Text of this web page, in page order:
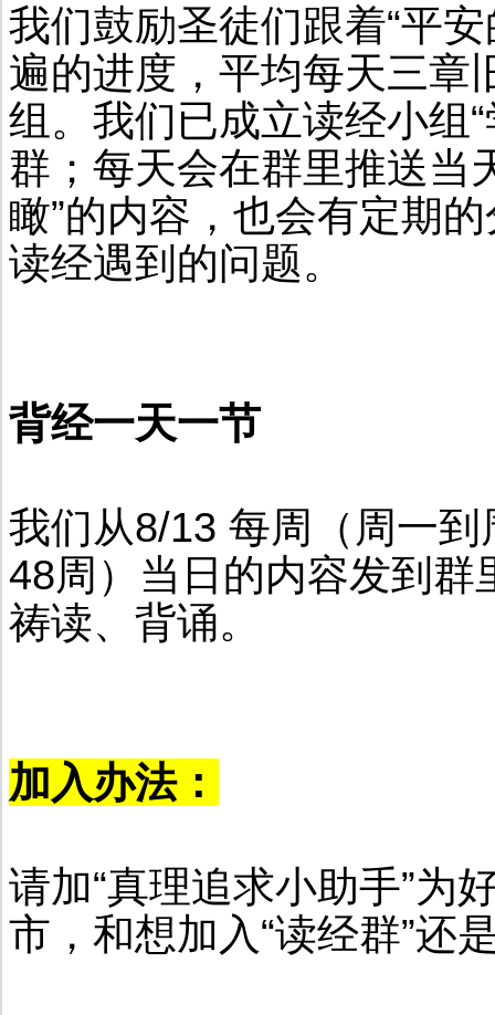
我们鼓励圣徒们跟着“平
遍的进度，平均每天三章
组。我们已成立读经小组
群；每天会在群里推送当
瞰”的内容，也会有定期
读经遇到的问题。
背经一天一节
我们从8/13 每周（周一
48周）当日的内容发到
祷读、背诵。
加入办法：
请加“真理追求小助手”为
市，和想加入“读经群”还